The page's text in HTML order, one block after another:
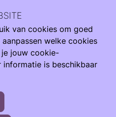
Zoeken
Stimuleringsprijs 2020
naar uw ervaring,
spreekt over
van cookies om goed
welke cookies
jouw cookie-
informatie is beschikbaar